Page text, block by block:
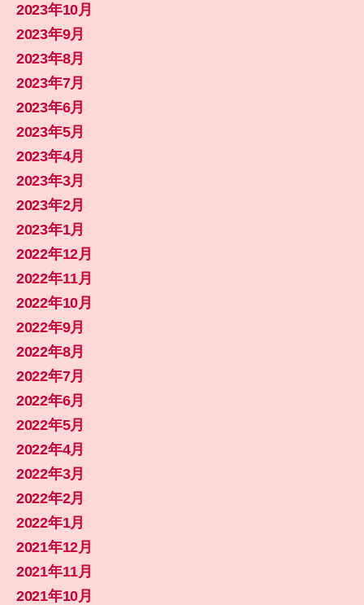
2023年10月
2023年9月
2023年8月
2023年7月
2023年6月
2023年5月
2023年4月
2023年3月
2023年2月
2023年1月
2022年12月
2022年11月
2022年10月
2022年9月
2022年8月
2022年7月
2022年6月
2022年5月
2022年4月
2022年3月
2022年2月
2022年1月
2021年12月
2021年11月
2021年10月